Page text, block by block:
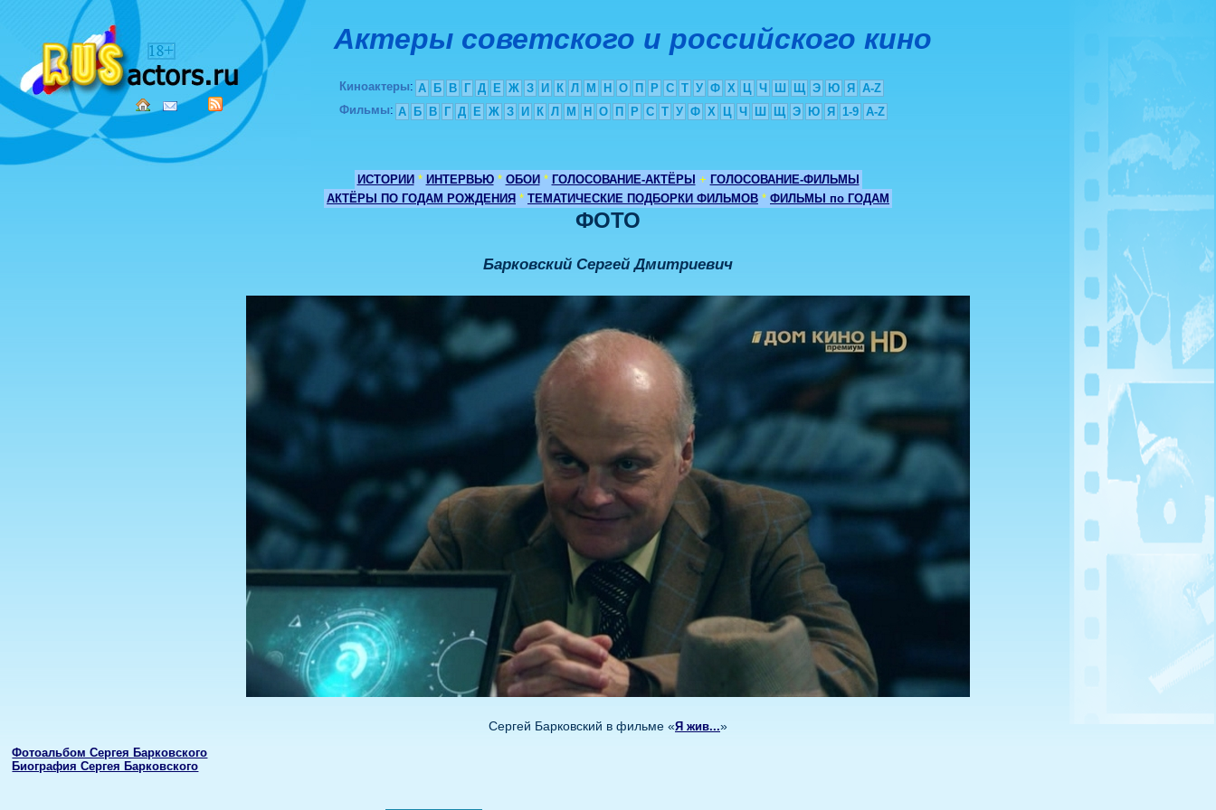
Актеры советского и российского кино
Киноактеры: А Б В Г Д Е Ж З И К Л М Н О П Р С Т У Ф Х Ц Ч Ш Щ Э Ю Я
A-Z
Фильмы: А Б В Г Д Е Ж З И К Л М Н О П Р С Т У Ф Х Ц Ч Ш Щ Э Ю Я 1-9 A-Z
ИСТОРИИ * ИНТЕРВЬЮ * ОБОИ * ГОЛОСОВАНИЕ-АКТЁРЫ + ГОЛОСОВАНИЕ-ФИЛЬМЫ
АКТЁРЫ ПО ГОДАМ РОЖДЕНИЯ * ТЕМАТИЧЕСКИЕ ПОДБОРКИ ФИЛЬМОВ * ФИЛЬМЫ по ГОДАМ
ФОТО
Барковский Сергей Дмитриевич
Сергей Барковский в фильме «Я жив...»
Фотоальбом Сергея Барковского
Биография Сергея Барковского